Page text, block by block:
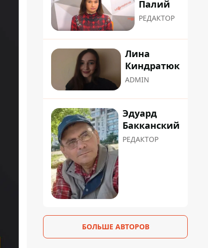
Палий
РЕДАКТОР
Лина
Киндратюк
ADMIN
Эдуард
Бакканский
РЕДАКТОР
БОЛЬШЕ АВТОРОВ